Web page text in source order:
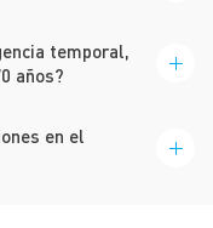
temporal,
años?
en el